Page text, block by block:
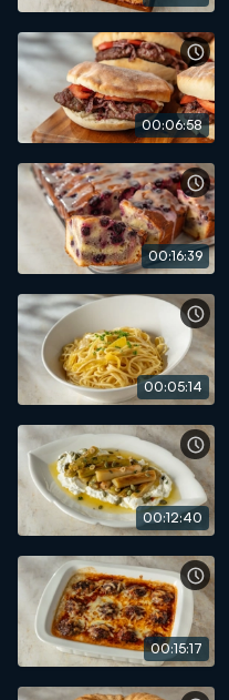
00:06:58
00:16:39
00:05:14
00:12:40
00:15:17